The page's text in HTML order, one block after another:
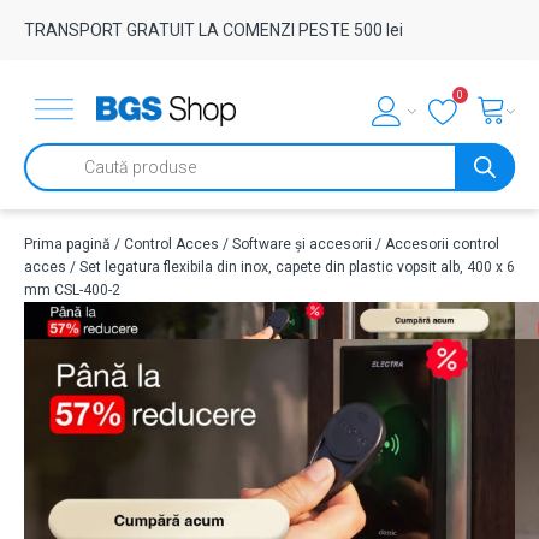
TRANSPORT GRATUIT LA COMENZI PESTE 500 lei
0
Products
search
Prima pagină / Control Acces / Software și accesorii / Accesorii control
acces / Set legatura flexibila din inox, capete din plastic vopsit alb, 400 x 6
mm CSL-400-2